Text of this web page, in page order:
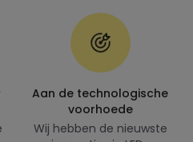
Aan de technologische
voorhoede
Wij hebben de nieuwste